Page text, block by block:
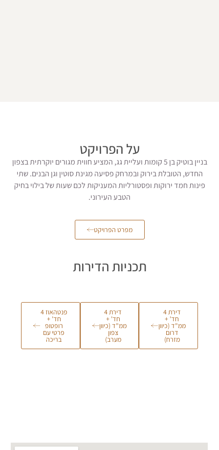
על הפרויקט
בניין בוטיק בן 5 קומות ועליית גג, המציע חווית מגורים יוקרתית בצפון
החדש, הטובלת בירוק ובמרחק פסיעה מגינת סוטין וגן הבנים. שתי
פינות חמד ירוקות ופסטורליות המעניקות לכם שעות של בילוי בחיק
הטבע העירוני.
מפרט הפרויקט
תכניות הדירות
דירת 4
ממ"ד (כיוון
מזרח)
דירת 4
ממ"ד (כיוון
מערב)
פנטהאוז 4
רופטופ
פרטי עם
בריכה